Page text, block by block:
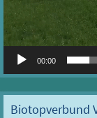
00:00
Biotopverbund